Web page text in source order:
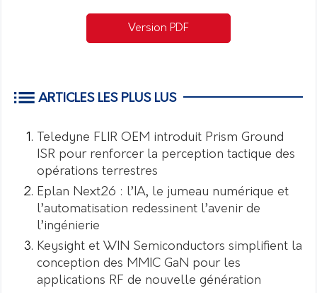
Version PDF
ARTICLES LES PLUS LUS
Teledyne FLIR OEM introduit Prism Ground
ISR pour renforcer la perception tactique des
opérations terrestres
Eplan Next26 : l’IA, le jumeau numérique et
l’automatisation redessinent l’avenir de
l’ingénierie
Keysight et WIN Semiconductors simplifient la
conception des MMIC GaN pour les
applications RF de nouvelle génération